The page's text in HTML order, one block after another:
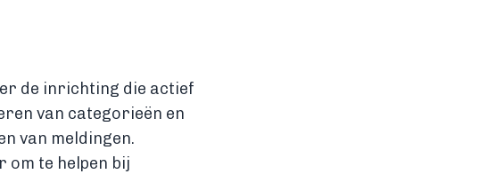
de inrichting die actief
van categorieën en
van meldingen.
om te helpen bij